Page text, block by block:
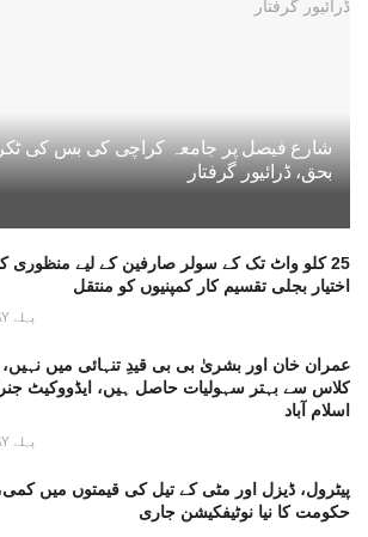
شارع فیصل پر جامعہ کراچی کی بس کی
بحق، ڈرائیور گرفتار
25 کلو واٹ تک کے سولر صارفین کے لیے منظوری
اختیار بجلی تقسیم کار کمپنیوں کو منتقل
1 DAY پہلے
عمران خان اور بشریٰ بی بی قیدِ تنہائی میں
کلاس سے بہتر سہولیات حاصل ہیں، ایڈووکیٹ
اسلام آباد
1 DAY پہلے
پیٹرول، ڈیزل اور مٹی کے تیل کی قیمتوں میں
حکومت کا نیا نوٹیفکیشن جاری